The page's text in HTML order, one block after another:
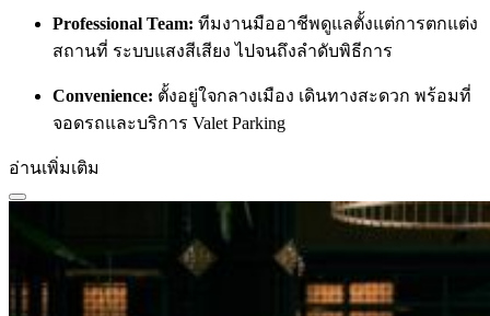
Professional Team: ทีมงานมืออาชีพดูแลตั้งแต่การตกแต่ง
สถานที่ ระบบแสงสีเสียง ไปจนถึงลำดับพิธีการ
Convenience: ตั้งอยู่ใจกลางเมือง เดินทางสะดวก พร้อมที่
จอดรถและบริการ Valet Parking
อ่านเพิ่มเติม